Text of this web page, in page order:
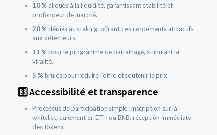
10 % alloués à la liquidité, garantissant stabilité et
profondeur de marché.
20 % dédiés au staking, offrant des rendements attractifs
aux détenteurs.
11 % pour le programme de parrainage, stimulant la
viralité.
5 % brûlés pour réduire l’offre et soutenir le prix.
3️⃣ Accessibilité et transparence
Processus de participation simple : inscription sur la
whitelist, paiement en ETH ou BNB, réception immédiate
des tokens.